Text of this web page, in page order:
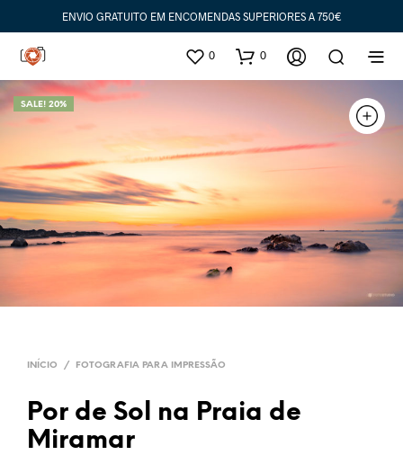
ENVIO GRATUITO EM ENCOMENDAS SUPERIORES A 750€
0 0
SALE! 20%
INÍCIO / FOTOGRAFIA PARA IMPRESSÃO
Por de Sol na Praia de
Miramar